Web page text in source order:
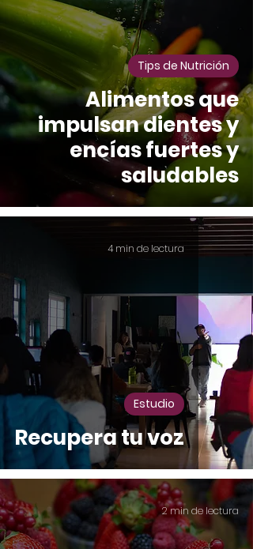
Alimentos que
impulsan dientes y
encías fuertes y
saludables
Tips de Nutrición
Recupera tu voz
Estudio
4 min de lectura
2 min de lectura